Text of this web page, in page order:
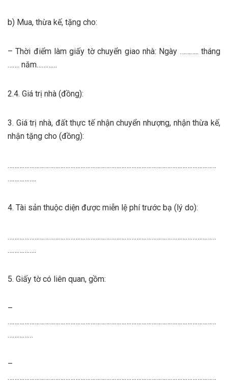
b) Mua, thừa kế, tặng cho:
– Thời điểm làm giấy tờ chuyển giao nhà: Ngày ……….. tháng
……. năm…………
2.4. Giá trị nhà (đồng):
3. Giá trị nhà, đất thực tế nhận chuyển nhượng, nhận thừa kế,
nhận tặng cho (đồng):
……………………………………………………………………………………………………………
……………..
4. Tài sản thuộc diện được miễn lệ phí trước bạ (lý do):
……………………………………………………………………………………………………………
……………..
5. Giấy tờ có liên quan, gồm:
–
……………………………………………………………………………………………………………
……………
–
……………………………………………………………………………………………………………